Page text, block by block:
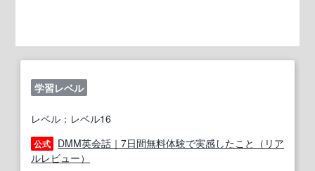
学習レベル
レベル：レベル16
公式
DMM英会話｜7日間無料体験で実感したこと（リア
ルレビュー）